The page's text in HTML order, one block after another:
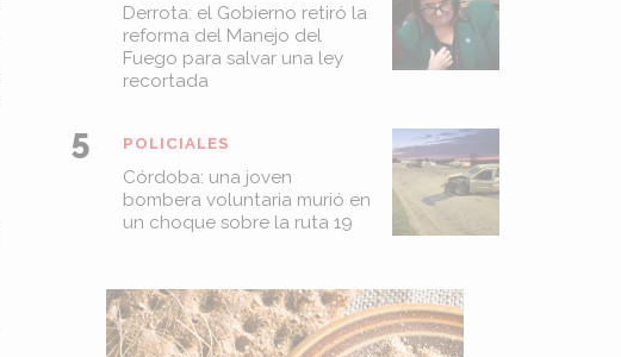
Derrota: el Gobierno retiró la
reforma del Manejo del
Fuego para salvar una ley
recortada
Córdoba: una joven
bombera voluntaria murió en
un choque sobre la ruta 19
POLICIALES